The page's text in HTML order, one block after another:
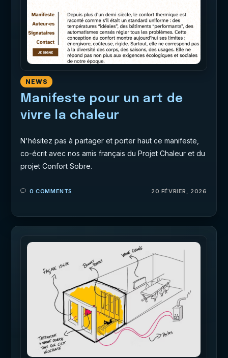
NEWS
Manifeste pour un art de
vivre la chaleur
N'hésitez pas à partager et porter haut ce manifeste,
co-écrit avec nos amis français du Projet Chaleur et du
projet Confort Sobre.
0 COMMENTS 20 FÉVRIER, 2026